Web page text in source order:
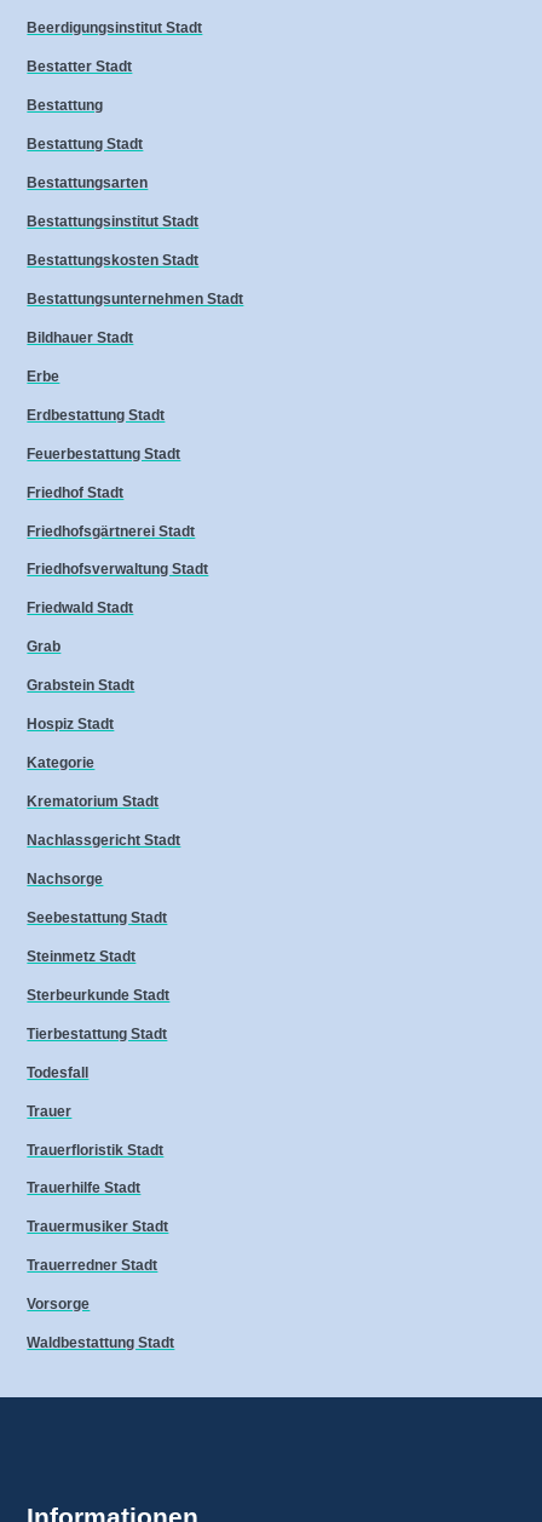
Beerdigungsinstitut Stadt
Bestatter Stadt
Bestattung
Bestattung Stadt
Bestattungsarten
Bestattungsinstitut Stadt
Bestattungskosten Stadt
Bestattungsunternehmen Stadt
Bildhauer Stadt
Erbe
Erdbestattung Stadt
Feuerbestattung Stadt
Friedhof Stadt
Friedhofsgärtnerei Stadt
Friedhofsverwaltung Stadt
Friedwald Stadt
Grab
Grabstein Stadt
Hospiz Stadt
Kategorie
Krematorium Stadt
Nachlassgericht Stadt
Nachsorge
Seebestattung Stadt
Steinmetz Stadt
Sterbeurkunde Stadt
Tierbestattung Stadt
Todesfall
Trauer
Trauerfloristik Stadt
Trauerhilfe Stadt
Trauermusiker Stadt
Trauerredner Stadt
Vorsorge
Waldbestattung Stadt